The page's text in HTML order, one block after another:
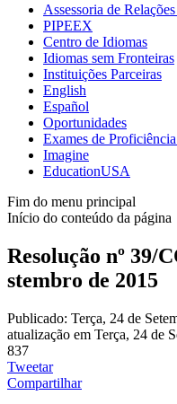
Assessoria de
PIPEEX
Centro de Idiomas
Idiomas sem Fronteiras
Instituições Parceiras
English
Español
Oportunidades
Exames de
Imagine
EducationUSA
Fim do menu principal
Início do conteúdo da página
Resolução nº 39/
stembro de 2015
Publicado: Terça, 24 de
atualização em Terça, 24 de
837
Tweetar
Compartilhar